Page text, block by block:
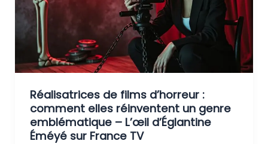
Réalisatrices de films d’horreur :
comment elles réinventent un genre
emblématique – L’œil d’Églantine
Éméyé sur France TV